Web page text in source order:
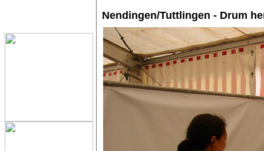
Nendingen/Tuttlingen - Drum